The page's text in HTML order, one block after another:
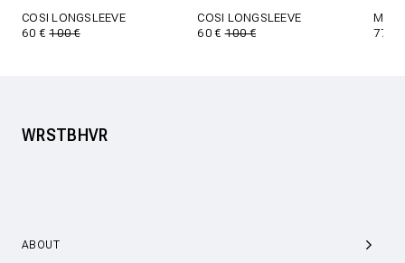
COSI LONGSLEEVE
60 €100 €
COSI LONGSLEEVE
60 €100 €
77 €
WRSTBHVR
ABOUT